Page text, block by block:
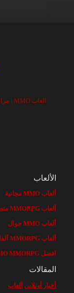
العاب MMO | مراجعات وأخبار ألعاب أونلاين وMMORPG العربية
الألعاب
ألعاب MMO مجانية
ألعاب MMORPG متصفح
ألعاب MMO جوال
ألعاب MMORPG ألفا وبيتا
افضل MMO MMORPG الألعاب
المقالات
أخبار أونلاين ألعاب